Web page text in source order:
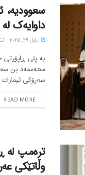
سعوودیە،
داوایەک
ئایار 29, 2025
بە پێی
محەممەد بن
سەرۆکی
READ MORE
ترەمپ لە
وڵاتێکی